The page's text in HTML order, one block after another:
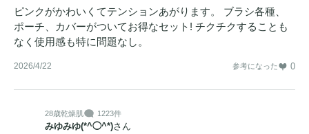
ピンクがかわいくてテンションあがります。 ブラシ各種、
ポーチ、カバーがついてお得なセット! チクチクすることも
なく使用感も特に問題なし。
2026/4/22 参考になった 0
28歳乾燥肌 1223件
みゆみゆ(*^◯^*)さん